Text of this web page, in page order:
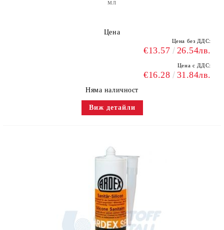
мл
Цена
Цена без ДДС:
€13.57 26.54лв.
Цена с ДДС:
€16.28 31.84лв.
Няма наличност
Виж детайли